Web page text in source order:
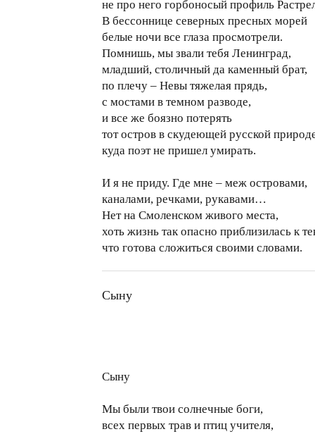
не про него горбоносый профиль
В бессоннице северных пресных морей
белые ночи все глаза просмотрели.
Помнишь, мы звали тебя Ленинград,
младший, столичный да каменный брат,
по плечу – Невы тяжелая прядь,
с мостами в темном разводе,
и все же боязно потерять
тот остров в скудеющей русской
куда поэт не пришел умирать.
И я не приду. Где мне – меж островами,
каналами, речками, рукавами…
Нет на Смоленском живого места,
хоть жизнь так опасно приблизилась к
что готова сложиться своими словами.
Сыну
Сыну
Мы были твои солнечные боги,
всех первых трав и птиц учителя,